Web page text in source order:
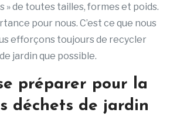
» de toutes tailles, formes et poids.
pour nous. C’est ce que nous
efforçons toujours de recycler
jardin que possible.
préparer pour la
déchets de jardin